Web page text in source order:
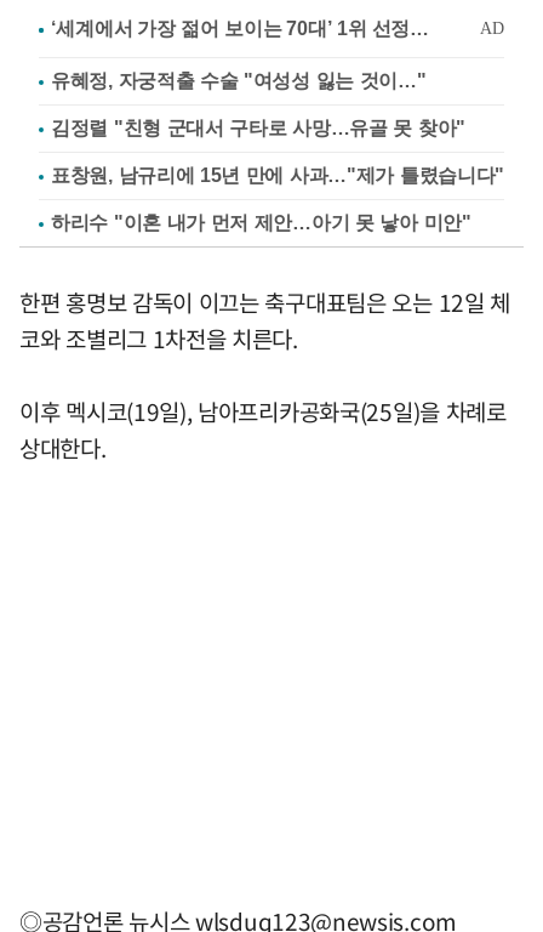
유혜정, 자궁적출 수술 "여성성 잃는 것이…"
김정렬 "친형 군대서 구타로 사망…유골 못 찾아"
표창원, 남규리에 15년 만에 사과…"제가 틀렸습니다"
하리수 "이혼 내가 먼저 제안…아기 못 낳아 미안"
한편 홍명보 감독이 이끄는 축구대표팀은 오는 12일 체
코와 조별리그 1차전을 치른다.
이후 멕시코(19일), 남아프리카공화국(25일)을 차례로
상대한다.
◎공감언론 뉴시스wlsduq123@newsis.com